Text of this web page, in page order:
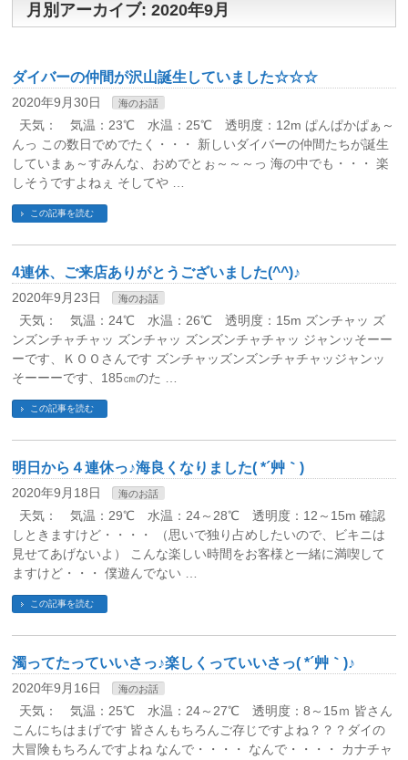
月別アーカイブ: 2020年9月
ダイバーの仲間が沢山誕生していました☆☆☆
2020年9月30日 海のお話
天気： 気温：23℃ 水温：25℃ 透明度：12m ぱんぱかぱぁ～
んっ この数日でめでたく・・・ 新しいダイバーの仲間たちが誕生
していまぁ～すみんな、おめでとぉ～～～っ 海の中でも・・・ 楽
しそうですよねぇ そしてや …
この記事を読む
4連休、ご来店ありがとうございました(^^)♪
2020年9月23日 海のお話
天気： 気温：24℃ 水温：26℃ 透明度：15m ズンチャッ ズ
ンズンチャチャッ ズンチャッ ズンズンチャチャッ ジャンッそーー
ーです、ＫＯＯさんです ズンチャッズンズンチャチャッジャンッ
そーーーです、185㎝のた …
この記事を読む
明日から４連休っ♪海良くなりました( *´艸｀)
2020年9月18日 海のお話
天気： 気温：29℃ 水温：24～28℃ 透明度：12～15m 確認
しときますけど・・・・ （思いで独り占めしたいので、ビキニは
見せてあげないよ） こんな楽しい時間をお客様と一緒に満喫して
ますけど・・・ 僕遊んでない …
この記事を読む
濁ってたっていいさっ♪楽しくっていいさっ( *´艸｀)♪
2020年9月16日 海のお話
天気： 気温：25℃ 水温：24～27℃ 透明度：8～15ｍ 皆さん
こんにちはまげです 皆さんもちろんご存じですよね？？？ダイの
大冒険もちろんですよね なんで・・・・ なんで・・・・ カナチャ